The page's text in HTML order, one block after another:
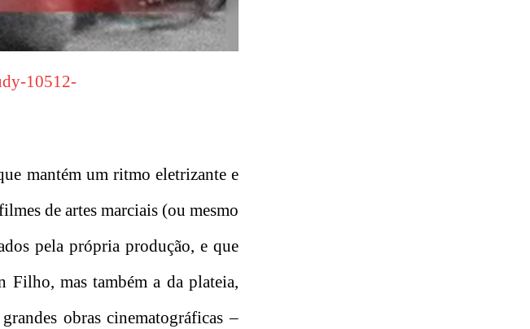
mantém um ritmo eletrizante e
de artes marciais (ou mesmo
pela própria produção, e que
Filho, mas também a da plateia,
obras cinematográficas –